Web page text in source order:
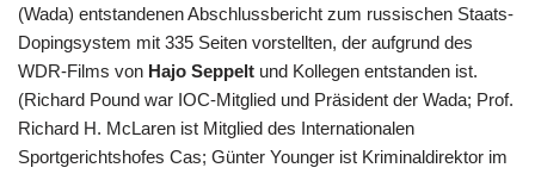
(Wada) entstandenen Abschlussbericht zum russischen Staats-
Dopingsystem mit 335 Seiten vorstellten, der aufgrund des
WDR-Films von Hajo Seppelt und Kollegen entstanden ist.
(Richard Pound war IOC-Mitglied und Präsident der Wada; Prof.
Richard H. McLaren ist Mitglied des Internationalen
Sportgerichtshofes Cas; Günter Younger ist Kriminaldirektor im